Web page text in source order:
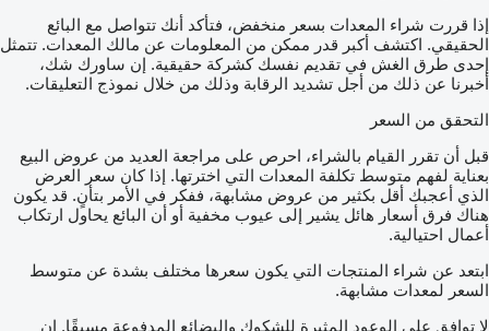
إذا قررت شراء المعدات بسعر منخفض، فتأكد أنك تتواصل مع البائع
الحقيقي. اكتشف أكبر قدر ممكن من المعلومات عن مالك المعدات. تتمثل
إحدى طرق الغش في تقديم نفسك كشركة حقيقية. إن ساورك شك،
أخبرنا عن ذلك من أجل تشديد الرقابة وذلك من خلال نموذج التعليقات.
التحقق من السعر
قبل أن تقرر القيام بالشراء، احرص على مراجعة العديد من عروض البيع
بعناية لفهم متوسط تكلفة المعدات التي اخترتها. إذا كان سعر العرض
الذي أعجبك أقل بكثير من عروض مشابهة، ففكر في الأمر بتأنٍ. قد يكون
هناك فرق أسعار هائل يشير إلى عيوب مخفية أو أن البائع يحاول ارتكاب
أعمال احتيالية.
ابتعد عن شراء المنتجات التي يكون سعرها مختلف بشدة عن متوسط
السعر لمعدات مشابهة.
لا توافق على الوعود المثيرة للشكوك والبضائع المدفوعة مسبقًا. إن